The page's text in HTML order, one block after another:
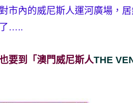
市內的威尼斯人運河廣場，
…..
要到「澳門威尼斯人THE